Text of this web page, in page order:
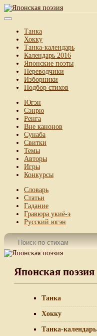
Танка
Хокку
Танка-календарь
Календарь 2016
Японские поэты
Переводчики
Изборники
Подбор стихов
Югэн
Сэнрю
Ренга
Вне канонов
Сунаба
Свитки
Темы
Авторы
Игры
Конкурсы
Словарь
Статьи
Гадание
Гравюра укиё-э
Русский югэн
Японская поэзия
Танка
Хокку
Танка-календарь